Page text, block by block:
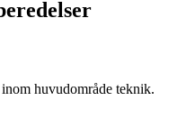
huvudområde teknik.